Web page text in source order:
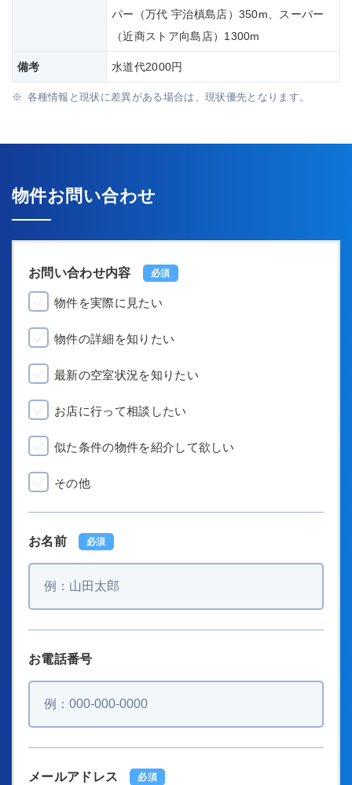
パー（万代 宇治槙島店）350m、スーパー
（近商ストア向島店）1300m
備考 水道代2000円
各種情報と現状に差異がある場合は、現状優先となります。
物件お問い合わせ